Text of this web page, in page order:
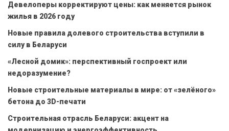
Девелоперы корректируют цены: как меняется рынок
жилья в 2026 году
Новые правила долевого строительства вступили в
силу в Беларуси
«Лесной домик»: перспективный госпроект или
недоразумение?
Новые строительные материалы в мире: от «зелёного»
бетона до 3D-печати
Строительная отрасль Беларуси: акцент на